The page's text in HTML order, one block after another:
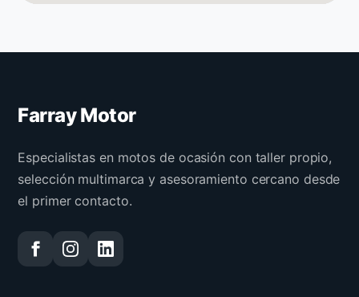
Farray Motor
Especialistas en motos de ocasión con taller propio,
selección multimarca y asesoramiento cercano desde
el primer contacto.